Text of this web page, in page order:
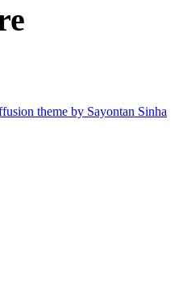
theme by Sayontan Sinha